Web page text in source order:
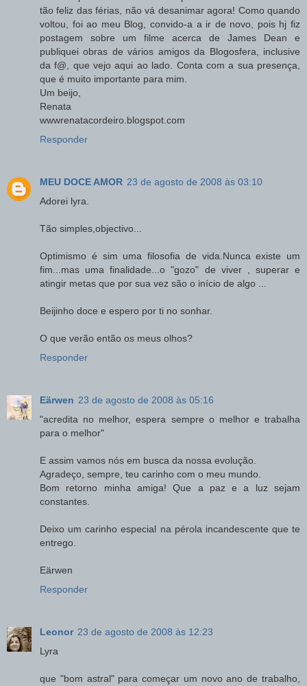
tão feliz das férias, não vá desanimar agora! Como quando
voltou, foi ao meu Blog, convido-a a ir de novo, pois hj fiz
postagem sobre um filme acerca de James Dean e
publiquei obras de vários amigos da Blogosfera, inclusive
da f@, que vejo aqui ao lado. Conta com a sua presença,
que é muito importante para mim.
Um beijo,
Renata
wwwrenatacordeiro.blogspot.com
Responder
MEU DOCE AMOR 23 de agosto de 2008 às 03:10
Adorei lyra.
Tão simples,objectivo...
Optimismo é sim uma filosofia de vida.Nunca existe um
fim...mas uma finalidade...o "gozo" de viver , superar e
atingir metas que por sua vez são o início de algo ...
Beijinho doce e espero por ti no sonhar.
O que verão então os meus olhos?
Responder
Eärwen 23 de agosto de 2008 às 05:16
"acredita no melhor, espera sempre o melhor e trabalha
para o melhor"
E assim vamos nós em busca da nossa evolução.
Agradeço, sempre, teu carinho com o meu mundo.
Bom retorno minha amiga! Que a paz e a luz sejam
constantes.
Deixo um carinho especial na pérola incandescente que te
entrego.
Eärwen
Responder
Leonor 23 de agosto de 2008 às 12:23
Lyra
que "bom astral" para começar um novo ano de trabalho,